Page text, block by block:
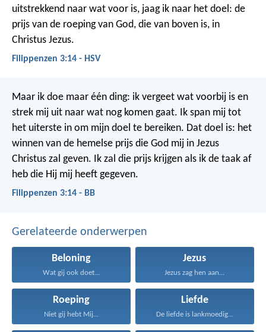
uitstrekkend naar wat voor is, jaag ik naar het doel: de
prijs van de roeping van God, die van boven is, in
Christus Jezus.
Filippenzen 3:14 - HSV
Maar ik doe maar één ding: ik vergeet wat voorbij is en
strek mij uit naar wat nog komen gaat. Ik span mij tot
het uiterste in om mijn doel te bereiken. Dat doel is: het
winnen van de hemelse prijs die God mij in Jezus
Christus zal geven. Ik zal die prijs krijgen als ik de taak af
heb die Hij mij heeft gegeven.
Filippenzen 3:14 - BB
Gerelateerde onderwerpen
Beloning
Wat gij ook doet...
Jezus
Jezus zag hen aan...
Roeping
Niet gij hebt Mij...
Liefde
De liefde is lankmoedig...